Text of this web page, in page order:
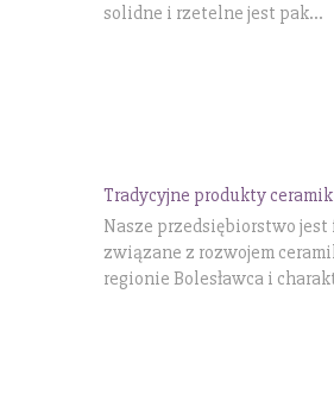
solidne i rzetelne jest pak...
Tradycyjne produkty
Nasze przedsiębiorstwo
związane z rozwojem
regionie Bolesławca i